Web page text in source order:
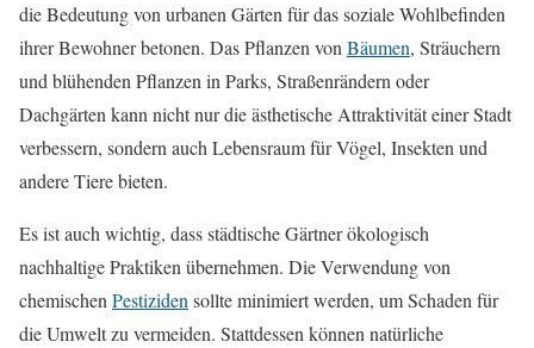
die Bedeutung von urbanen Gärten für das soziale Wohlbefinden
ihrer Bewohner betonen. Das Pflanzen vonBäumen, Sträuchern
und blühenden Pflanzen in Parks, Straßenrändern oder
Dachgärten kann nicht nur die ästhetische Attraktivität einer Stadt
verbessern, sondern auch Lebensraum für Vögel, Insekten und
andere Tiere bieten.
Es ist auch wichtig, dass städtische Gärtner ökologisch
nachhaltige Praktiken übernehmen. Die Verwendung von
chemischenPestizidensollte minimiert werden, um Schaden für
die Umwelt zu vermeiden. Stattdessen können natürliche